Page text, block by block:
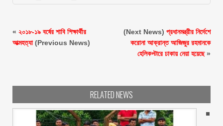
« ২০১৮-১৯ বর্ষের শাবি শিক্ষার্থীর
আত্মহত্যা(Previous News)
(Next News) প্রধানমন্ত্রীর নির্দেশে
করোনা আক্রান্ত আজিজুর রহমানকে
হেলিকপ্টারে ঢাকায় নেয়া হয়েছে»
RELATED NEWS